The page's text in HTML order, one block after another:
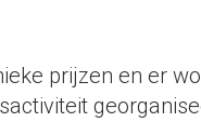
prijzen en er